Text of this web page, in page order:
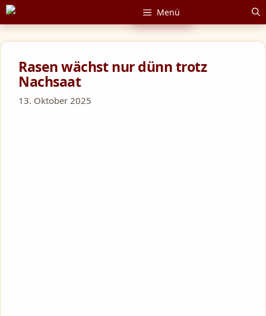
Zum
Inhalt
springen
Menü
Rasen wächst nur dünn trotz
Nachsaat
13. Oktober 2025